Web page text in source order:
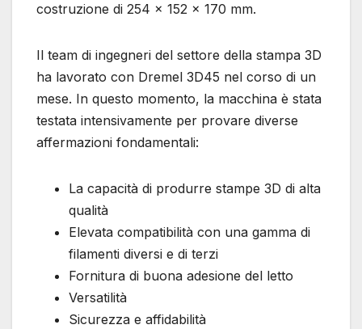
costruzione di 254 x 152 x 170 mm.
Il team di ingegneri del settore della stampa 3D
ha lavorato con Dremel 3D45 nel corso di un
mese. In questo momento, la macchina è stata
testata intensivamente per provare diverse
affermazioni fondamentali:
La capacità di produrre stampe 3D di alta
qualità
Elevata compatibilità con una gamma di
filamenti diversi e di terzi
Fornitura di buona adesione del letto
Versatilità
Sicurezza e affidabilità